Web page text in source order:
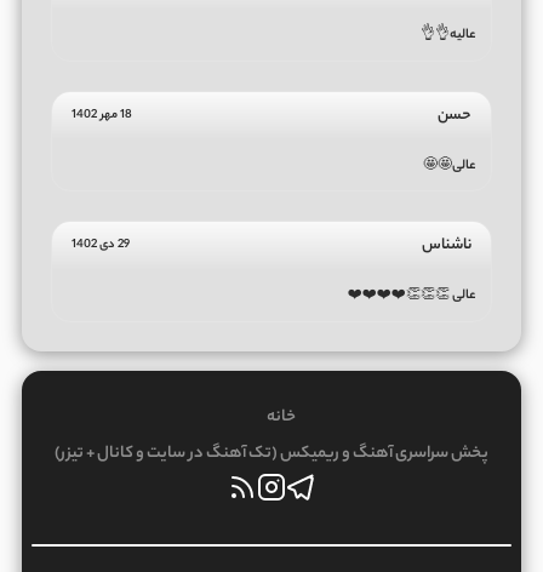
عالیه👌👌
حسن 18 مهر 1402
عالی🤩🤩
ناشناس 29 دی 1402
عالی 👏👏👏❤️❤️❤️❤️
خانه
پخش سراسری آهنگ و ریمیکس (تک آهنگ در سایت و کانال + تیزر)